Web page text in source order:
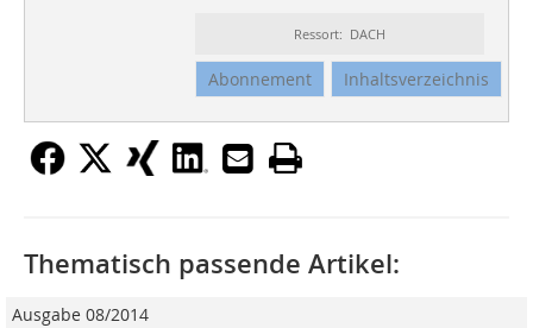
Ressort: DACH
Abonnement Inhaltsverzeichnis
Thematisch passende Artikel:
Ausgabe 08/2014